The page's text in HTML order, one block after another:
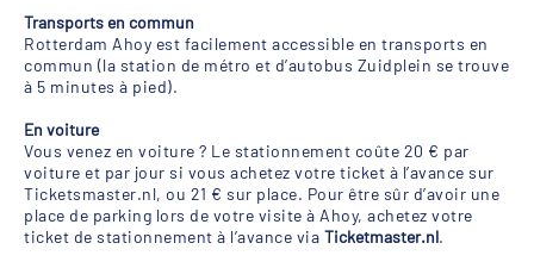
Transports en commun
Rotterdam Ahoy est facilement accessible en transports en
commun (la station de métro et d’autobus Zuidplein se trouve
à 5 minutes à pied).
En voiture
Vous venez en voiture ? Le stationnement coûte 20 € par
voiture et par jour si vous achetez votre ticket à l’avance sur
Ticketsmaster.nl, ou 21 € sur place. Pour être sûr d’avoir une
place de parking lors de votre visite à Ahoy, achetez votre
ticket de stationnement à l’avance via Ticketmaster.nl.